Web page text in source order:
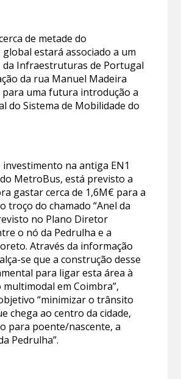
de metade do
estará associado a um
da Infraestruturas de Portugal
da rua Manuel Madeira
para uma futura introdução a
do Sistema de Mobilidade do
investimento na antiga EN1
MetroBus, está previsto a
gastar cerca de 1,6M€ para a
troço do chamado “Anel da
no Plano Diretor
o nó da Pedrulha e a
Através da informação
se que a construção desse
para ligar esta área à
multimodal em Coimbra”,
“minimizar o trânsito
chega ao centro da cidade,
para poente/nascente, a
Pedrulha”.